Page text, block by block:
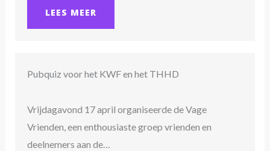
LEES MEER
Pubquiz voor het KWF en het THHD
Vrijdagavond 17 april organiseerde de Vage
Vrienden, een enthousiaste groep vrienden en
deelnemers aan de…